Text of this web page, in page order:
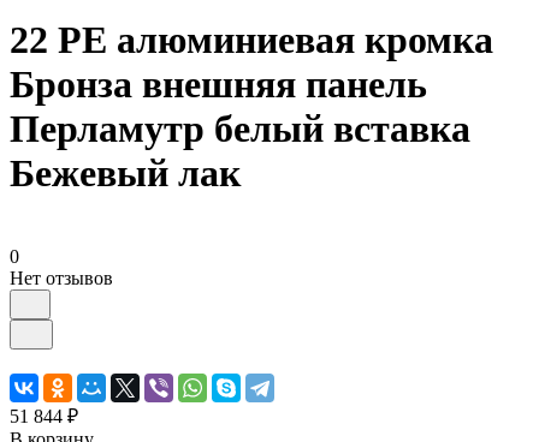
22 PE алюминиевая кромка
Бронза внешняя панель
Перламутр белый вставка
Бежевый лак
0
Нет отзывов
51 844 ₽